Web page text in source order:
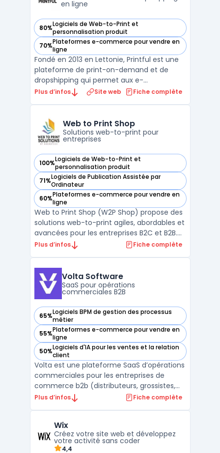
en ligne
80%Logiciels de Web-to-Print et
personnalisation produit
— voir Printful dans cette catégorie
70%Plateformes e-commerce pour vendre en
ligne
— voir Printful dans cette catégorie
Fondé en 2013 en Lettonie, Printful est une
plateforme de print-on-demand et de
dropshipping qui permet aux e-
commerçants de vendre des produits
qu'après la commande du client final. Le
catalogue comprend plus de 300 pro ...
Plus d’infos Site web Fiche complète
Web to Print Shop
Solutions web-to-print pour
entreprises
100%Logiciels de Web-to-Print et
personnalisation produit
— voir Web to Print Shop dans cette catégorie
71%Logiciels de Publication Assistée par
Ordinateur
— voir Web to Print Shop dans cette catégorie
60%Plateformes e-commerce pour vendre en
ligne
— voir Web to Print Shop dans cette catégorie
Web to Print Shop (W2P Shop) propose des
solutions web-to-print agiles, abordables et
avancées pour les entreprises B2C et B2B.
Leur offre inclut des logiciels faciles à
imprimerie en ligne à la recherche d'un
logiciel we ...
Plus d’infos Fiche complète
Volta Software
SaaS pour opérations
commerciales B2B
65%Logiciels BPM de gestion des processus
métier
— voir Volta Software dans cette catégorie
55%Plateformes e-commerce pour vendre en
ligne
— voir Volta Software dans cette catégorie
50%Logiciels d'IA pour les ventes et la relation
client
— voir Volta Software dans cette catégorie
Volta est une plateforme SaaS d’opérations
commerciales pour les entreprises de
commerce b2b (distributeurs, grossistes,
fabricants). Elle vise à unifier la prise de
email, PDF ou fichiers tableur.Dans le
module Hub Opér ...
Plus d’infos Fiche complète
Wix
Créez votre site web et développez
votre activité sans coder
4,4